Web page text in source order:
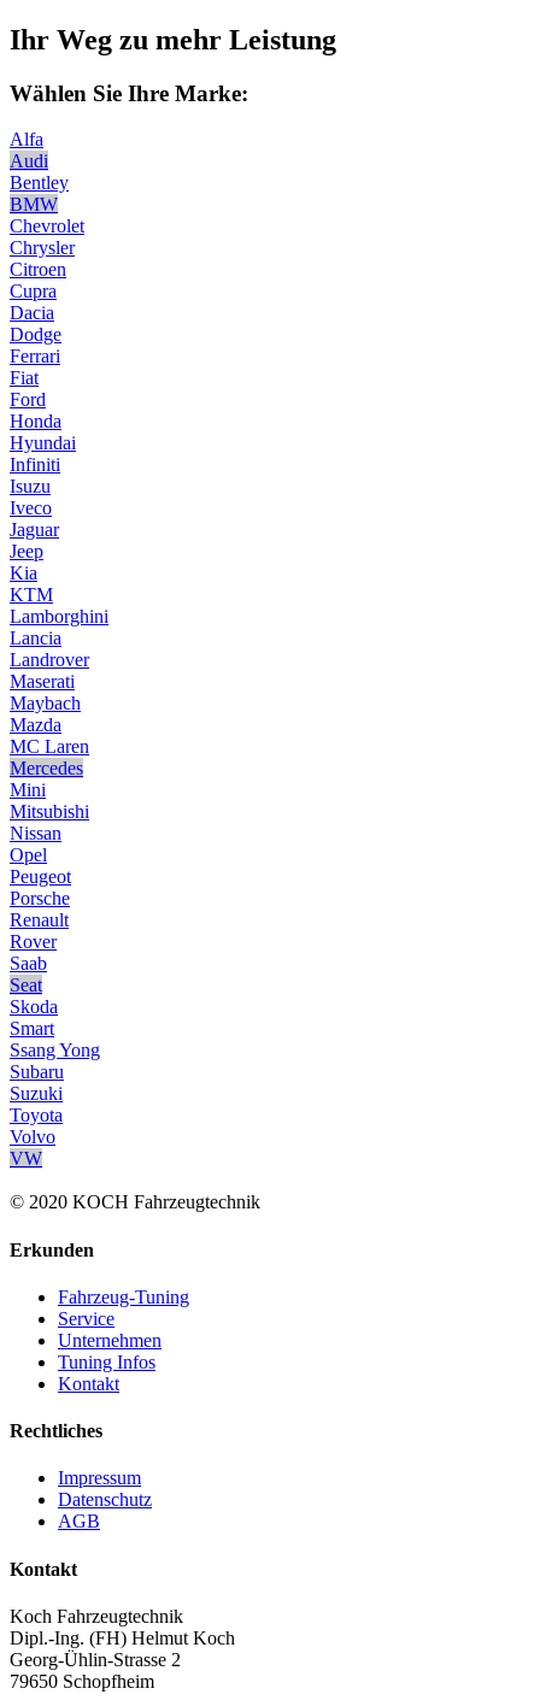
Ihr Weg zu mehr Leistung
Wählen Sie Ihre Marke:
Alfa
Audi
Bentley
BMW
Chevrolet
Chrysler
Citroen
Cupra
Dacia
Dodge
Ferrari
Fiat
Ford
Honda
Hyundai
Infiniti
Isuzu
Iveco
Jaguar
Jeep
Kia
KTM
Lamborghini
Lancia
Landrover
Maserati
Maybach
Mazda
MC Laren
Mercedes
Mini
Mitsubishi
Nissan
Opel
Peugeot
Porsche
Renault
Rover
Saab
Seat
Skoda
Smart
Ssang Yong
Subaru
Suzuki
Toyota
Volvo
VW
© 2020 KOCH Fahrzeugtechnik
Erkunden
Fahrzeug-Tuning
Service
Unternehmen
Tuning Infos
Kontakt
Rechtliches
Impressum
Datenschutz
AGB
Kontakt
Koch Fahrzeugtechnik
Dipl.-Ing. (FH) Helmut Koch
Georg-Ühlin-Strasse 2
79650 Schopfheim